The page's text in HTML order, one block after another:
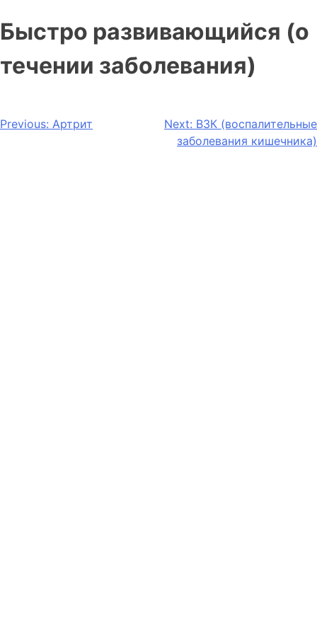
Быстро развивающийся (о
течении заболевания)
Previous: Артрит Next: ВЗК (воспалительные
заболевания кишечника)